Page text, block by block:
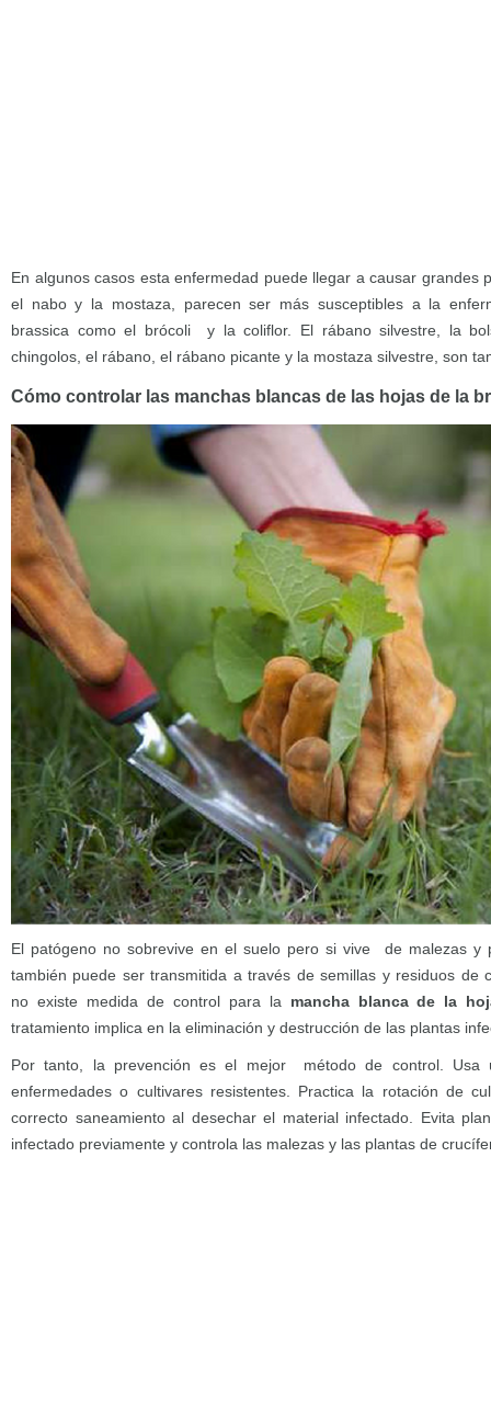
En algunos casos esta enfermedad puede llegar a causar grandes
el nabo y la mostaza, parecen ser más susceptibles a la
brassica como el brócoli y la coliflor. El rábano silvestre, la
chingolos, el rábano, el rábano picante y la mostaza silvestre, son
Cómo controlar las manchas blancas de las hojas de la
El patógeno no sobrevive en el suelo pero si vive de malezas y
también puede ser transmitida a través de semillas y residuos de
no existe medida de control para la mancha blanca de la
tratamiento implica en la eliminación y destrucción de las plantas
Por tanto, la prevención es el mejor método de control. Usa
enfermedades o cultivares resistentes. Practica la rotación de
correcto saneamiento al desechar el material infectado. Evita
infectado previamente y controla las malezas y las plantas de